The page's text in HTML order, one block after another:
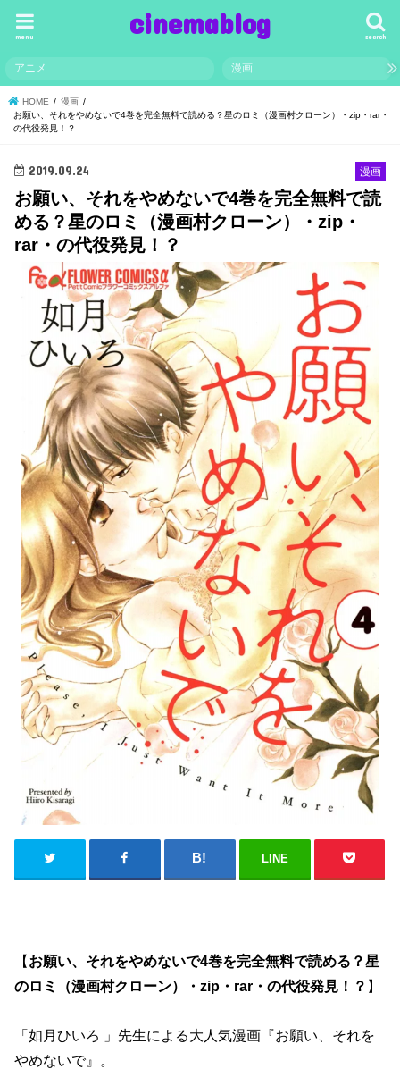
cinemablog search
menu
アニメ 漫画
HOME
漫画
お願い、それをやめないで4巻を完全無料で読める？星のロミ（漫画村クローン）・zip・rar・
の代役発見！？
漫画
2019.09.24
お願い、それをやめないで4巻を完全無料で読
める？星のロミ（漫画村クローン）・zip・
rar・の代役発見！？
LINE
【 お願い、それをやめないで4巻を完全無料で読める？星
のロミ（漫画村クローン）・zip・rar・の代役発見！？ 】
「如月ひいろ
」先生による大人気漫画『お願い、それを
やめないで』。